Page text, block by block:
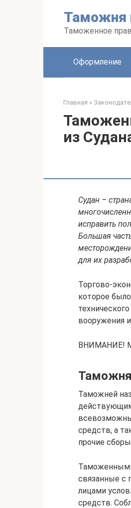
Таможня
Таможенное
Оформление
Главная »
из
Судан –
исправить
Большая
для их
Торгово-
которое
вооружения
ВНИМАНИЕ!
Таможней
средств, а
прочие
связанные с
лицами
средств.